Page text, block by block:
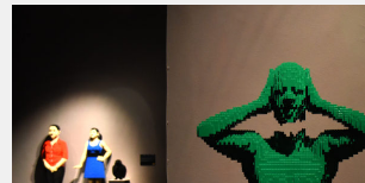
グルメ
トラベル